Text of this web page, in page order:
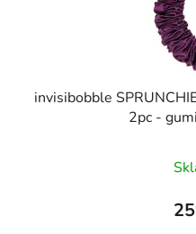
invisibobble
2pc -